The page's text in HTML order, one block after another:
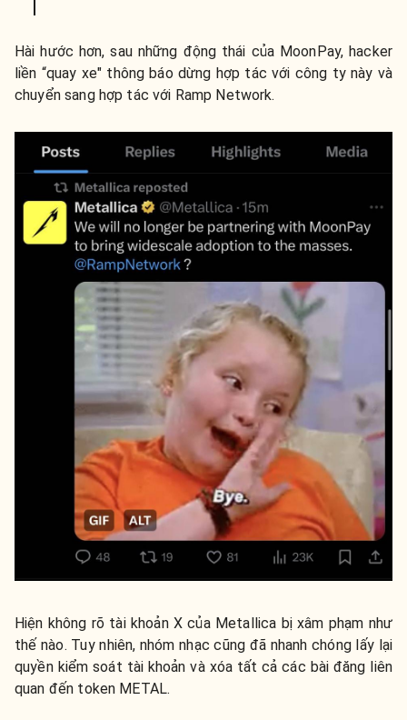
Hài hước hơn, sau những động thái của MoonPay, hacker
liền “quay xe" thông báo dừng hợp tác với công ty này và
chuyển sang hợp tác với Ramp Network.
Hiện không rõ tài khoản X của Metallica bị xâm phạm như
thế nào. Tuy nhiên, nhóm nhạc cũng đã nhanh chóng lấy lại
quyền kiểm soát tài khoản và xóa tất cả các bài đăng liên
quan đến token METAL.